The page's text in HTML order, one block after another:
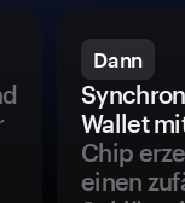
Dann
Wallet
Chip
einen